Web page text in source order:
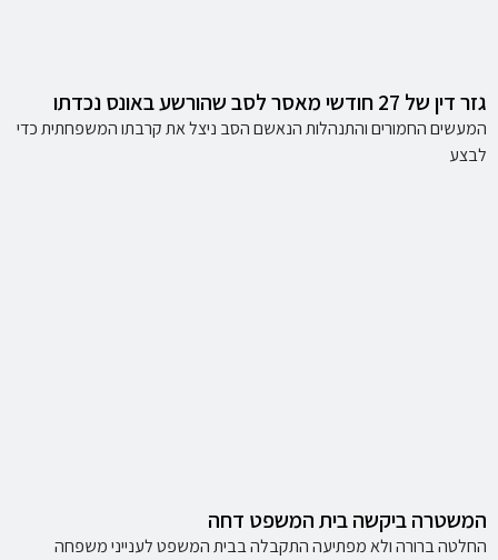
גזר דין של 27 חודשי מאסר לסב שהורשע באונס נכדתו
המעשים החמורים והתנהלות הנאשם הסב ניצל את קרבתו המשפחתית כדי
לבצע
המשטרה ביקשה בית המשפט דחה
החלטה ברורה ולא מפתיעה התקבלה בבית המשפט לענייני משפחה